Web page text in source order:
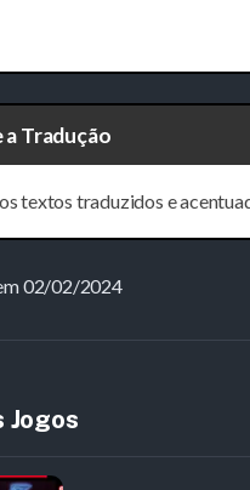
a Tradução
textos traduzidos e
02/02/2024
Jogos